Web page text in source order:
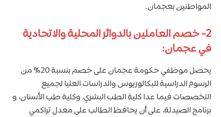
المواطنين بعجمان.
2- خصم العاملين بالدوائر المحلية والاتحادية
في عجمان:
يحصل موظفي حكومة عجمان على خصم بنسبة 20% من
الرسوم الدراسية للبكالوريوس والدراسات العليا لجميع
التخصصات فيما عدا كلية الطب البشري، وكلية طب الأسنان، و
برنامج الصيدلة، على أن يحافظ الطالب على معدل تراكمي